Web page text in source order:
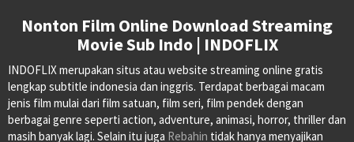
Nonton Film Online Download Streaming
Movie Sub Indo | INDOFLIX
INDOFLIX merupakan situs atau website streaming online gratis
lengkap subtitle indonesia dan inggris. Terdapat berbagai macam
jenis film mulai dari film satuan, film seri, film pendek dengan
berbagai genre seperti action, adventure, animasi, horror, thriller dan
masih banyak lagi. Selain itu juga Rebahin tidak hanya menyajikan